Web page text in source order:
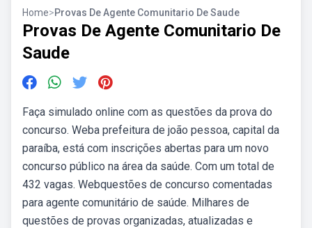
Home>Provas De Agente Comunitario De Saude
Provas De Agente Comunitario De
Saude
Faça simulado online com as questões da prova do
concurso. Weba prefeitura de joão pessoa, capital da
paraíba, está com inscrições abertas para um novo
concurso público na área da saúde. Com um total de
432 vagas. Webquestões de concurso comentadas
para agente comunitário de saúde. Milhares de
questões de provas organizadas, atualizadas e